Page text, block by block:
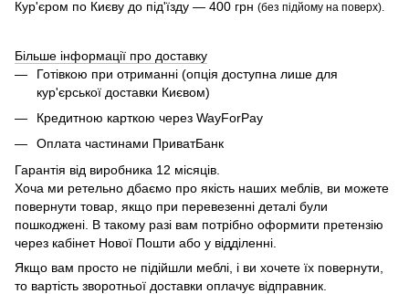
Кур'єром по Києву до під'їзду — 400 грн (без підйому на поверх).
Більше інформації про доставку
Готівкою при отриманні (опція доступна лише для
кур'єрської доставки Києвом)
Кредитною карткою через WayForPay
Оплата частинами ПриватБанк
Гарантія від виробника 12 місяців.
Хоча ми ретельно дбаємо про якість наших меблів, ви можете
повернути товар, якщо при перевезенні деталі були
пошкоджені. В такому разі вам потрібно оформити претензію
через кабінет Нової Пошти або у відділенні.
Якщо вам просто не підійшли меблі, і ви хочете їх повернути,
то вартість зворотньої доставки оплачує відправник.